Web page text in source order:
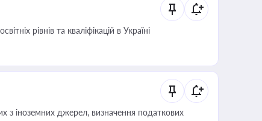
рівнів та кваліфікацій в Україні
з іноземних джерел, визначення податкових